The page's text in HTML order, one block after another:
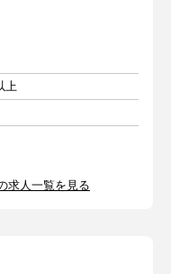
上
求人一覧を見る